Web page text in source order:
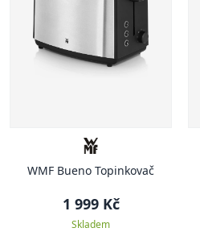
WMF Bueno Topinkovač
1 999 Kč
Skladem